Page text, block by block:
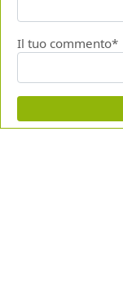
Il tuo commento*